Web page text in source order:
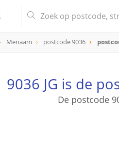
Menaam postcode 9036
9036 JG is de
De postcode